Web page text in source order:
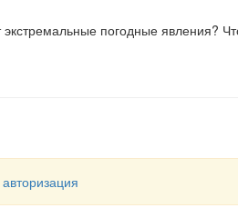
погодные явления?
путеводитель
происходившие на Земле в
авторизация